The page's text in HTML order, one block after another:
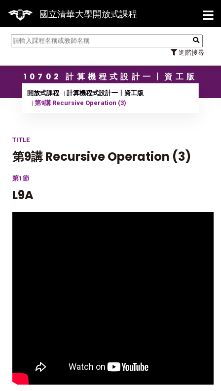
國立清華大學開放式課程
進階搜尋
【
10702 計算機程式設計一〡資工版
開放式課程
計算機程式設計一〡資工版
第9講 Recursive Operation (3)
TITLE
第9講 Recursive Operation (3)
第1節
L9A